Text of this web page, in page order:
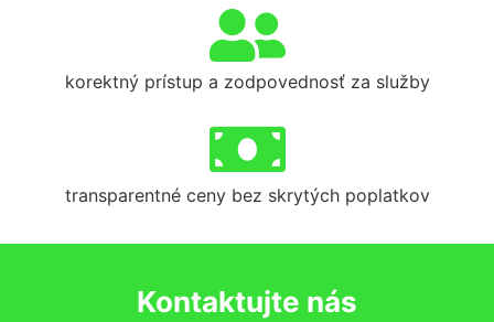
korektný prístup a zodpovednosť za služby
transparentné ceny bez skrytých poplatkov
Kontaktujte nás